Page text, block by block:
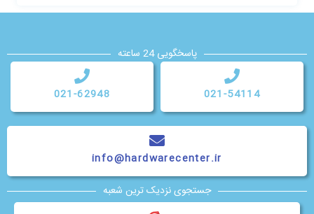
پاسخگویی 24 ساعته
021-54114
021-62948
info@hardwarecenter.ir
جستجوی نزدیک ترین شعبه